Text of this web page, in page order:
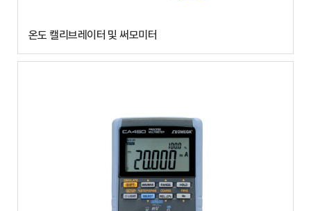
온도 캘리브레이터 및 써모미터